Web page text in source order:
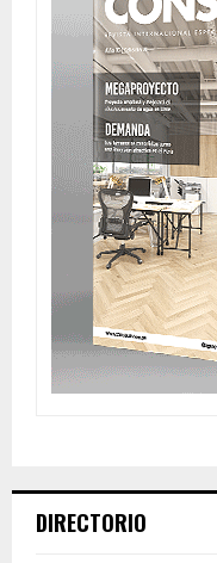
DIRECTORIO